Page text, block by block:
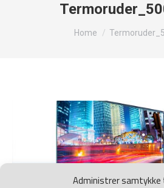
Administrer samtykke
You are here:
Home